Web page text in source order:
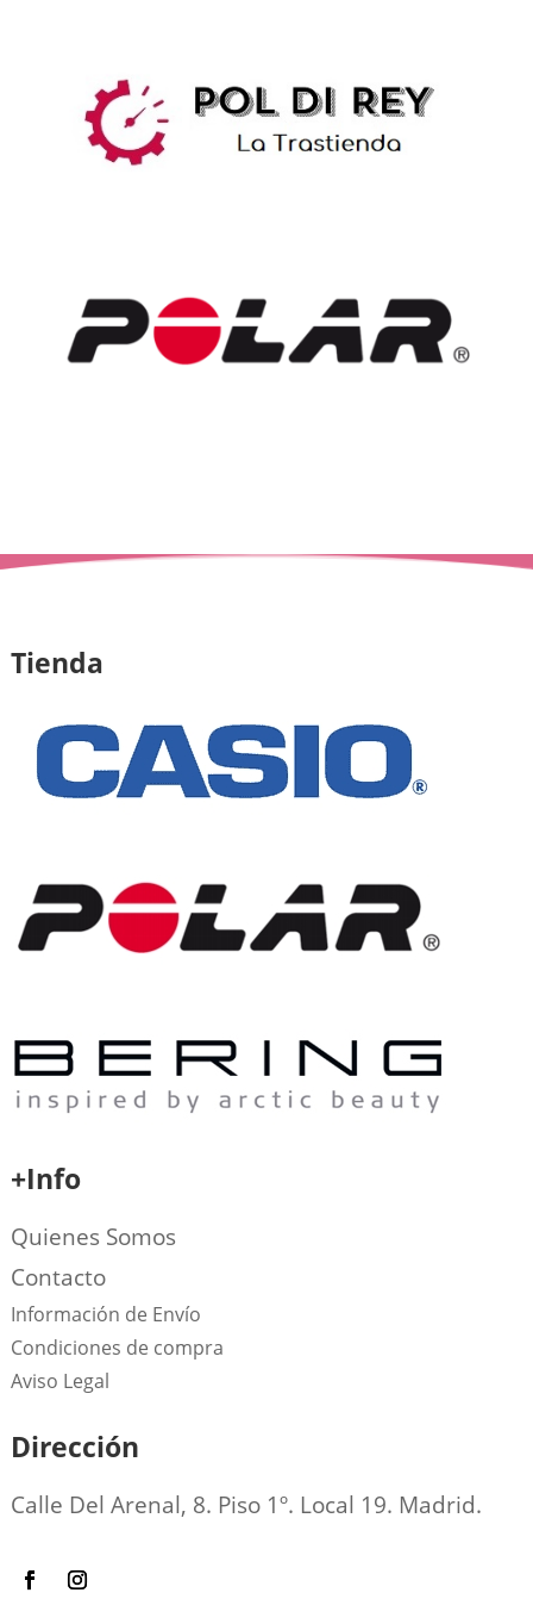
Tienda
+Info
Quienes Somos
Contacto
Información de Envío
Condiciones de compra
Aviso Legal
Dirección
Calle Del Arenal, 8. Piso 1º. Local 19. Madrid.